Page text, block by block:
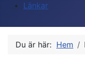
Länkar
Du är här: Hem